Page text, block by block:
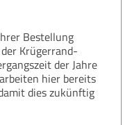
Bestellung
Krügerrand-
der Jahre
hier bereits
dies zukünftig